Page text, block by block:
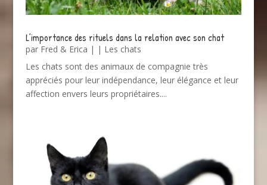
L’importance des rituels dans la relation avec son chat
par Fred & Erica | | Les chats
Les chats sont des animaux de compagnie très
appréciés pour leur indépendance, leur élégance et leur
affection envers leurs propriétaires....